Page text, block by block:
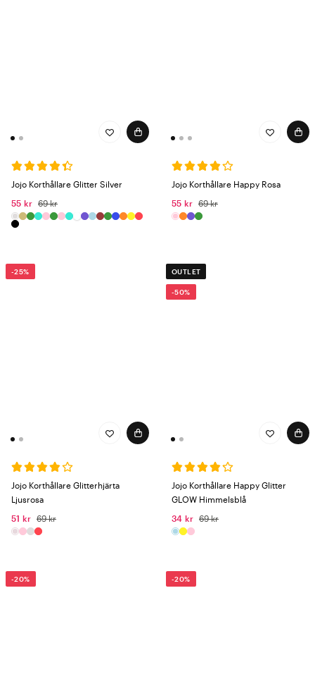
Jojo Korthållare Glitter Silver
55 kr 69 kr
Jojo Korthållare Happy Rosa
55 kr 69 kr
-25%
Jojo Korthållare Glitterhjärta
Ljusrosa
51 kr 69 kr
OUTLET
-50%
Jojo Korthållare Happy Glitter
GLOW Himmelsblå
34 kr 69 kr
-20% -20%